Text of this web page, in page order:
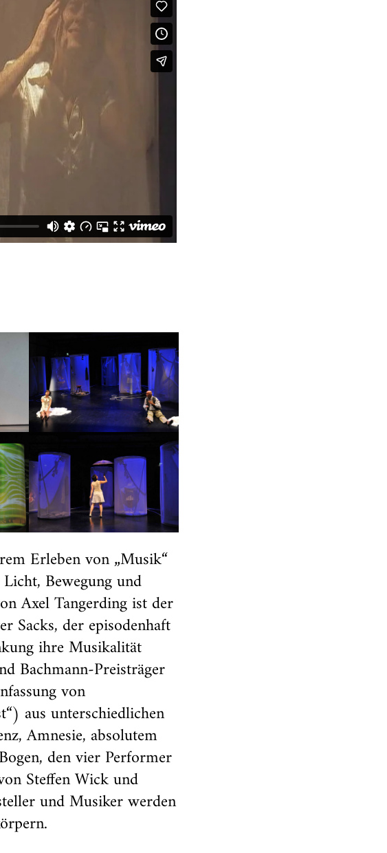
Erleben von „Musik“
Bewegung und
Axel Tangerding ist der
Sacks, der episodenhaft
ihre Musikalität
Bachmann-Preisträger
von
aus unterschiedlichen
Amnesie, absolutem
den vier Performer
Steffen Wick und
und Musiker werden